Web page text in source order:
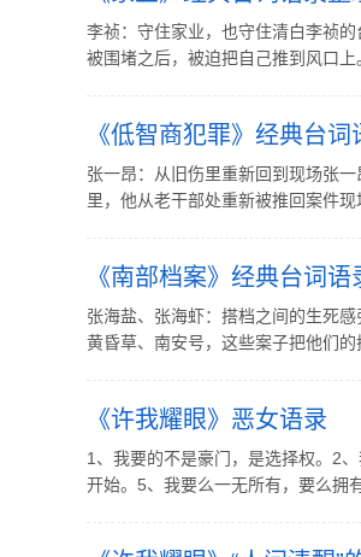
李祯：守住家业，也守住清白李祯
被围堵之后，被迫把自己推到风口
《低智商犯罪》经典台词
张一昂：从旧伤里重新回到现场张
里，他从老干部处重新被推回案件
《南部档案》经典台词语
张海盐、张海虾：搭档之间的生死
黄昏草、南安号，这些案子把他们
《许我耀眼》恶女语录
1、我要的不是豪门，是选择权。2
开始。5、我要么一无所有，要么拥